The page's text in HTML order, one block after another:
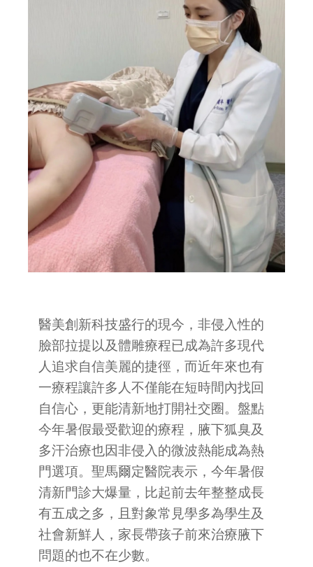
醫美創新科技盛行的現今，非侵入性的
臉部拉提以及體雕療程已成為許多現代
人追求自信美麗的捷徑，而近年來也有
一療程讓許多人不僅能在短時間內找回
自信心，更能清新地打開社交圈。盤點
今年暑假最受歡迎的療程，腋下狐臭及
多汗治療也因非侵入的微波熱能成為熱
門選項。聖馬爾定醫院表示，今年暑假
清新門診大爆量，比起前去年整整成長
有五成之多，且對象常見學多為學生及
社會新鮮人，家長帶孩子前來治療腋下
問題的也不在少數。